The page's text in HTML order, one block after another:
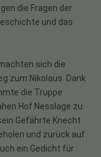
die Fragen der
und das
sich die
zum Nikolaus. Dank
die Truppe
Hof Nesslage zu
Gefährte Knecht
und zurück auf
ein Gedicht für